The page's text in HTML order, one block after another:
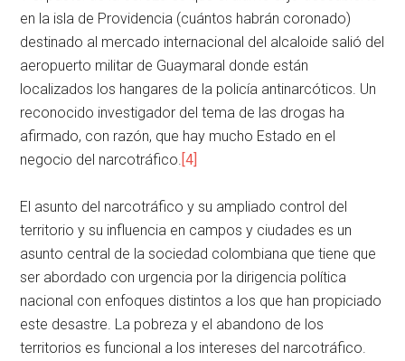
en la isla de Providencia (cuántos habrán coronado)
destinado al mercado internacional del alcaloide salió del
aeropuerto militar de Guaymaral donde están
localizados los hangares de la policía antinarcóticos. Un
reconocido investigador del tema de las drogas ha
afirmado, con razón, que hay mucho Estado en el
negocio del narcotráfico. [4]
El asunto del narcotráfico y su ampliado control del
territorio y su influencia en campos y ciudades es un
asunto central de la sociedad colombiana que tiene que
ser abordado con urgencia por la dirigencia política
nacional con enfoques distintos a los que han propiciado
este desastre. La pobreza y el abandono de los
territorios es funcional a los intereses del narcotráfico.